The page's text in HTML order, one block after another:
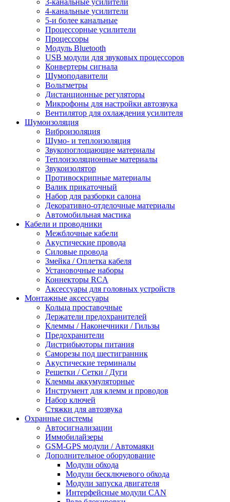
3-канальные усилители
4-канальные усилители
5-и более канальные
Процессорные усилители
Процессоры
Модуль Bluetooth
USB модули для звуковых процессоров
Конвертеры сигнала
Шумоподавители
Вольтметры
Дистанционные регуляторы
Микрофоны для настройки автозвука
Вентилятор для охлаждения усилителя
Шумоизоляция
Виброизоляция
Шумо- и теплоизоляция
Звукопоглощающие материалы
Теплоизоляционные материалы
Звукоизолятор
Противоскрипные материалы
Валик прикаточный
Набор для разборки салона
Декоративно-отделочные материалы
Автомобильная мастика
Кабели и проводники
Межблочные кабели
Акустические провода
Силовые провода
Змейка / Оплетка кабеля
Установочные наборы
Коннекторы RCA
Аксессуары для головных устройств
Монтажные аксессуары
Кольца проставочные
Держатели предохранителей
Клеммы / Наконечники / Гильзы
Предохранители
Дистрибьюторы питания
Саморезы под шестигранник
Акустические терминалы
Решетки / Сетки / Дуги
Клеммы аккумуляторные
Инструмент для клемм и проводов
Набор ключей
Стяжки для автозвука
Охранные системы
Автосигнализации
Иммобилайзеры
GSM-GPS модули / Автомаяки
Дополнительное оборудование
Модули обхода
Модули бесключевого обхода
Модули запуска двигателя
Интерфейсные модули CAN